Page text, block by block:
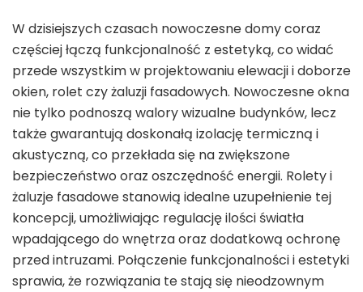
W dzisiejszych czasach nowoczesne domy coraz
częściej łączą funkcjonalność z estetyką, co widać
przede wszystkim w projektowaniu elewacji i doborze
okien, rolet czy żaluzji fasadowych. Nowoczesne okna
nie tylko podnoszą walory wizualne budynków, lecz
także gwarantują doskonałą izolację termiczną i
akustyczną, co przekłada się na zwiększone
bezpieczeństwo oraz oszczędność energii. Rolety i
żaluzje fasadowe stanowią idealne uzupełnienie tej
koncepcji, umożliwiając regulację ilości światła
wpadającego do wnętrza oraz dodatkową ochronę
przed intruzami. Połączenie funkcjonalności i estetyki
sprawia, że rozwiązania te stają się nieodzownym